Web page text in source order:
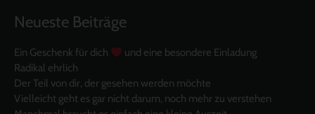
Neueste Beiträge
Ein Geschenk für dich
und eine besondere Einladung
Radikal ehrlich
Der Teil von dir, der gesehen werden möchte
Vielleicht geht es gar nicht darum, noch mehr zu verstehen